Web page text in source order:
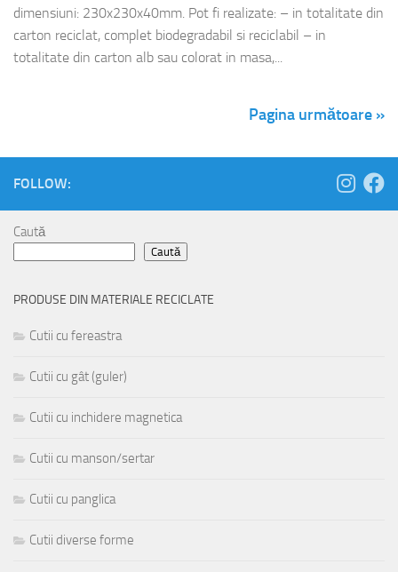
dimensiuni: 230x230x40mm. Pot fi realizate: – in totalitate din
carton reciclat, complet biodegradabil si reciclabil – in
totalitate din carton alb sau colorat in masa,...
Pagina următoare »
FOLLOW:
Caută
Caută
PRODUSE DIN MATERIALE RECICLATE
Cutii cu fereastra
Cutii cu gât (guler)
Cutii cu inchidere magnetica
Cutii cu manson/sertar
Cutii cu panglica
Cutii diverse forme